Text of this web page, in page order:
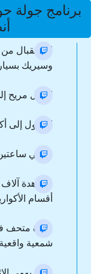
برنامج
الاستقبال
وسيريك
انتقال مريح
الدخول إلى
حوالي
مشاهدة
أقسام
زيارة
شمعية